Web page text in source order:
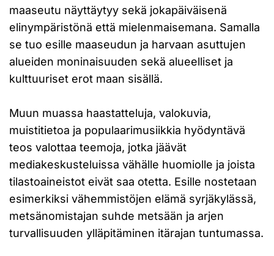
maaseutu näyttäytyy sekä jokapäiväisenä
elinympäristönä että mielenmaisemana. Samalla
se tuo esille maaseudun ja harvaan asuttujen
alueiden moninaisuuden sekä alueelliset ja
kulttuuriset erot maan sisällä.
Muun muassa haastatteluja, valokuvia,
muistitietoa ja populaarimusiikkia hyödyntävä
teos valottaa teemoja, jotka jäävät
mediakeskusteluissa vähälle huomiolle ja joista
tilastoaineistot eivät saa otetta. Esille nostetaan
esimerkiksi vähemmistöjen elämä syrjäkylässä,
metsänomistajan suhde metsään ja arjen
turvallisuuden ylläpitäminen itärajan tuntumassa.